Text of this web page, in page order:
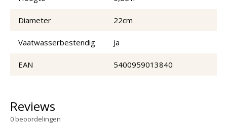
Diameter 22cm
Vaatwasserbestendig Ja
EAN 5400959013840
Reviews
0beoordelingen